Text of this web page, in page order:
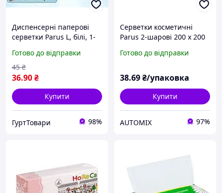
Диспенсерні паперові
серветки Parus L, білі, 1-
Готово до відправки
36.90₴
45 ₴
Купити
ГуртТовари 98%
Серветки косметичні
Parus 2-шарові 200 х 200
Готово до відправки
38.69₴/упаковка
Купити
AUTOMIX 97%